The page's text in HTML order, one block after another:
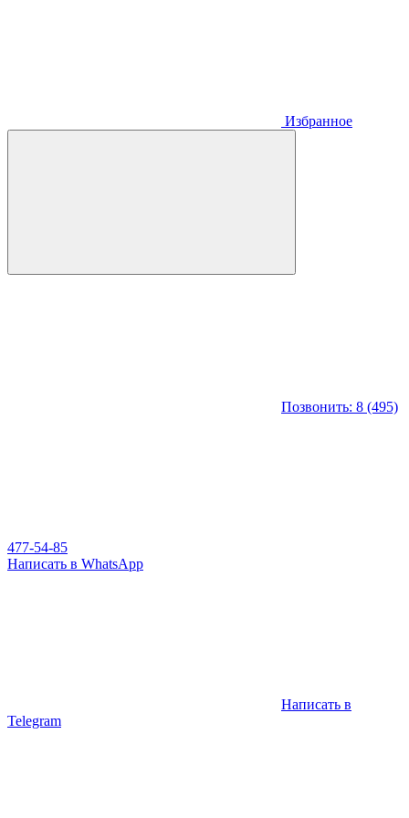
Избранное
Позвонить: 8 (495)
477-54-85
Написать в WhatsApp
Написать в
Telegram